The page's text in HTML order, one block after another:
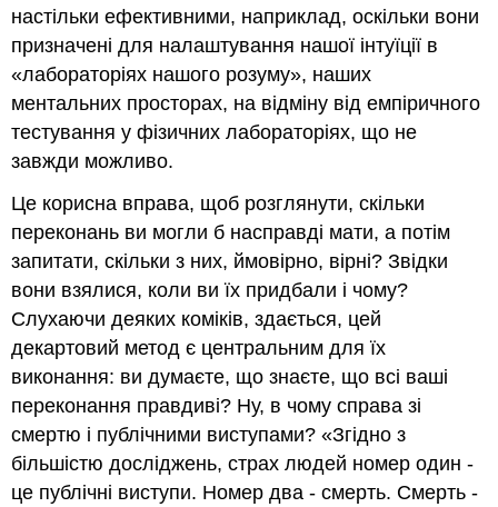
настільки ефективними, наприклад, оскільки вони
призначені для налаштування нашої інтуїції в
«лабораторіях нашого розуму», наших
ментальних просторах, на відміну від емпіричного
тестування у фізичних лабораторіях, що не
завжди можливо.
Це корисна вправа, щоб розглянути, скільки
переконань ви могли б насправді мати, а потім
запитати, скільки з них, ймовірно, вірні? Звідки
вони взялися, коли ви їх придбали і чому?
Слухаючи деяких коміків, здається, цей
декартовий метод є центральним для їх
виконання: ви думаєте, що знаєте, що всі ваші
переконання правдиві? Ну, в чому справа зі
смертю і публічними виступами? «Згідно з
більшістю досліджень, страх людей номер один -
це публічні виступи. Номер два - смерть. Смерть -